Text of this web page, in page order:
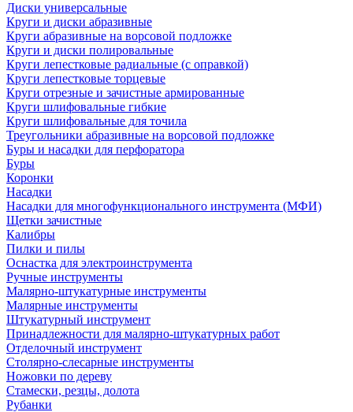
Диски универсальные
Круги и диски абразивные
Круги абразивные на ворсовой подложке
Круги и диски полировальные
Круги лепестковые радиальные (с оправкой)
Круги лепестковые торцевые
Круги отрезные и зачистные армированные
Круги шлифовальные гибкие
Круги шлифовальные для точила
Треугольники абразивные на ворсовой подложке
Буры и насадки для перфоратора
Буры
Коронки
Насадки
Насадки для многофункционального инструмента (МФИ)
Щетки зачистные
Калибры
Пилки и пилы
Оснастка для электроинструмента
Ручные инструменты
Малярно-штукатурные инструменты
Малярные инструменты
Штукатурный инструмент
Принадлежности для малярно-штукатурных работ
Отделочный инструмент
Столярно-слесарные инструменты
Ножовки по дереву
Стамески, резцы, долота
Рубанки